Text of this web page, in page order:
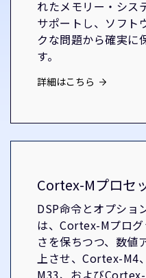
れたメモリー・シス
サポートし、ソフト
クな問題から確実に
す。
詳細はこちら
Cortex-Mプロセ
DSP命令とオプショ
は、Cortex-Mプロ
さを保ちつつ、数値
上させ、Cortex-M4